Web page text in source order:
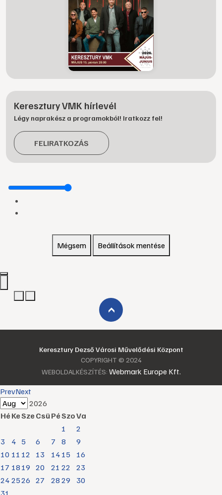
Keresztury VMK hírlevél
Légy naprakész a programokból! Iratkozz fel!
FELIRATKOZÁS
Mégsem Beállítások mentése
›
Keresztury Dezső Városi Művelődési Központ
COPYRIGHT © 2024
WEBOLDALKÉSZÍTÉS: Webmark Europe Kft.
PrevNext
2026
HéKeSzeCsüPéSzoVa
1
2
3
4 5 6 7 8
9
10 11 12 13 14 15
16
17 18 19 20 21 22
23
24 2526 27 28 29
30